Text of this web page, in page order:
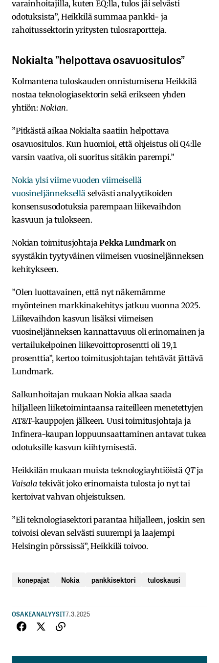
varainhoitajilla, kuten EQ:lla, tulos jäi selvästi
odotuksista”, Heikkilä summaa pankki- ja
rahoitussektorin yritysten tulosraportteja.
Nokialta ”helpottava osavuositulos”
Kolmantena tuloskauden onnistumisena Heikkilä
nostaa teknologiasektorin sekä erikseen yhden
yhtiön: Nokian.
”Pitkästä aikaa Nokialta saatiin helpottava
osavuositulos. Kun huomioi, että ohjeistus oli Q4:lle
varsin vaativa, oli suoritus sitäkin parempi.”
Nokia ylsi viime vuoden viimeisellä
vuosineljänneksellä selvästi analyytikoiden
konsensusodotuksia parempaan liikevaihdon
kasvuun ja tulokseen.
Nokian toimitusjohtajaPekka Lundmark on
syystäkin tyytyväinen viimeisen vuosineljänneksen
kehitykseen.
”Olen luottavainen, että nyt näkemämme
myönteinen markkinakehitys jatkuu vuonna 2025.
Liikevaihdon kasvun lisäksi viimeisen
vuosineljänneksen kannattavuus oli erinomainen ja
vertailukelpoinen liikevoittoprosentti oli 19,1
prosenttia”, kertoo toimitusjohtajan tehtävät jättävä
Lundmark.
Salkunhoitajan mukaan Nokia alkaa saada
hiljalleen liiketoimintaansa raiteilleen menetettyjen
AT&T-kauppojen jälkeen. Uusi toimitusjohtaja ja
Infinera-kaupan loppuunsaattaminen antavat tukea
odotuksille kasvun kiihtymisestä.
Heikkilän mukaan muista teknologiayhtiöistä QTja
Vaisalatekivät joko erinomaista tulosta jo nyt tai
kertoivat vahvan ohjeistuksen.
”Eli teknologiasektori parantaa hiljalleen, joskin sen
toivoisi olevan selvästi suurempi ja laajempi
Helsingin pörssissä”, Heikkilä toivoo.
konepajat Nokia pankkisektori tuloskausi
OSAKEANALYYSIT7.3.2025